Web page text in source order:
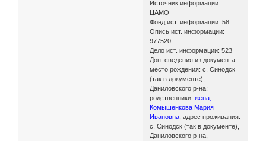
Источник информации:
ЦАМО
Фонд ист. информации: 58
Опись ист. информации:
977520
Дело ист. информации: 523
Доп. сведения из документа:
место рождения: с. Синодск
(так в документе),
Даниловского р-на;
родственники:жена,
Комышенкова Мария
Ивановна , адрес проживания:
с. Синодск (так в документе),
Даниловского р-на,